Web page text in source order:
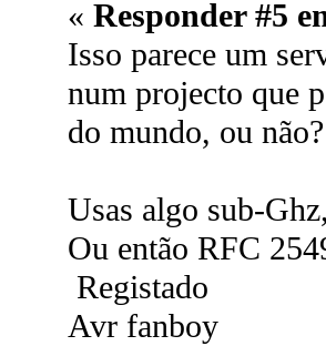
« Responder #5
Isso parece um
num projecto que
do mundo, ou não?
Usas algo sub-
Ou então RFC
Registado
Avr fanboy